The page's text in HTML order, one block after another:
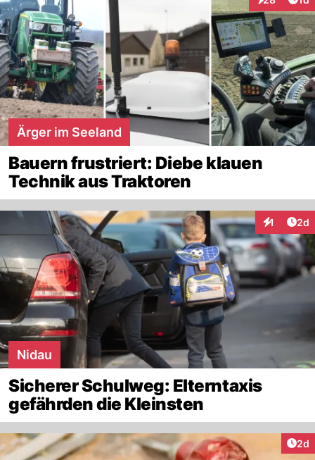
Interaktionen
Ärger im Seeland
Bauern frustriert: Diebe klauen
Technik aus Traktoren
1 2d
Nidau
Sicherer Schulweg: Elterntaxis
gefährden die Kleinsten
2d